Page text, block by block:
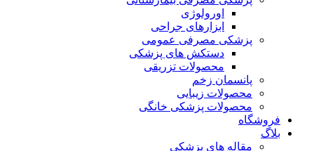
اورولوژی
ابزارهای جراحی
پزشکی مصرفی عمومی
دستکش های پزشکی
محصولات تزریقی
پانسمان زخم
محصولات زیبایی
محصولات پزشکی خانگی
فروشگاه
بلاگ
مقاله های پزشکی